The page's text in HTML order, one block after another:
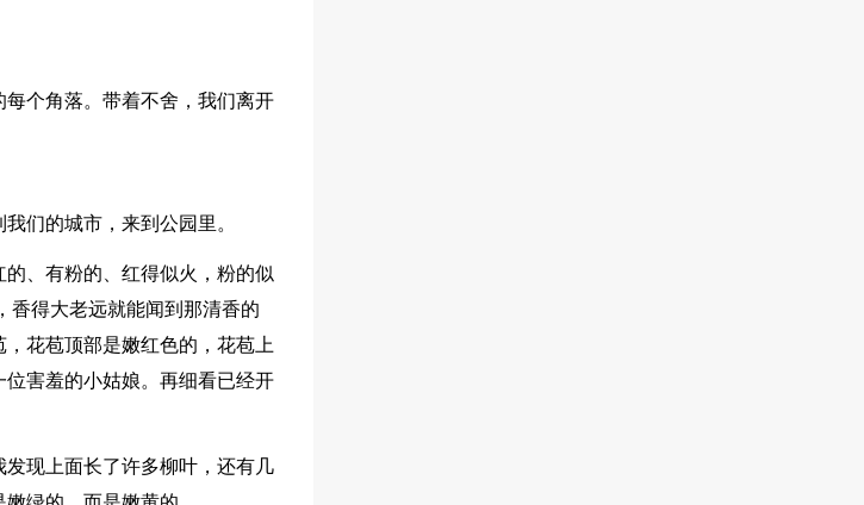
个角落。带着不舍，我们离开
们的城市，来到公园里。
、有粉的、红得似火，粉的似
香得大老远就能闻到那清香的
花苞顶部是嫩红色的，花苞上
害羞的小姑娘。再细看已经开
现上面长了许多柳叶，还有几